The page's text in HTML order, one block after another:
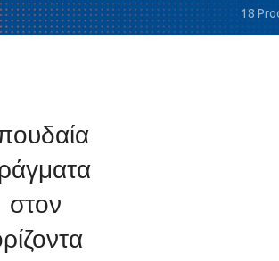
18
στον